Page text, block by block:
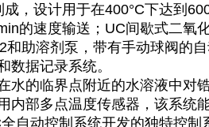
，设计用于在400°C下达到
的速度输送；UC间歇式二氧
助溶剂泵，带有手动球阀的
数据记录系统。
水的临界点附近的水溶液中对
内部多点温度传感器，该系统
自动控制系统开发的独特控制